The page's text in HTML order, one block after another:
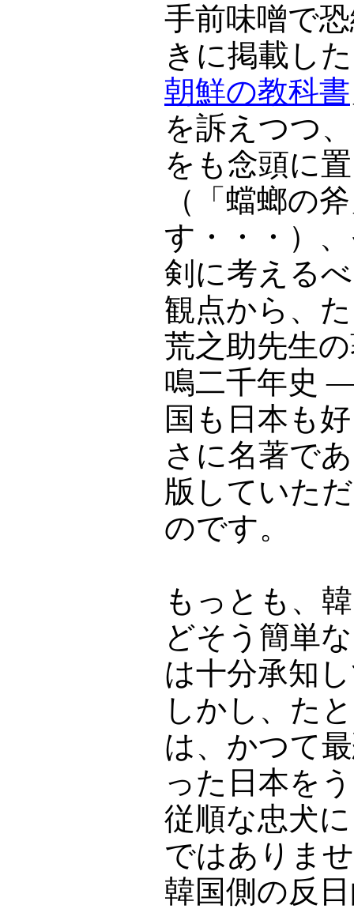
手前味噌で
きに掲載し
朝鮮の教科書
を訴えつつ
をも念頭に
（「蟷螂の
す・・・）
剣に考える
観点から、
荒之助先生
鳴二千年史
国も日本も
さに名著で
版していた
のです。
もっとも、
どそう簡単
は十分承知
しかし、た
は、かつて
った日本を
従順な忠犬
ではありま
韓国側の反